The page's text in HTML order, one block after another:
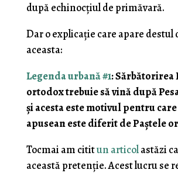
după echinocțiul de primăvară.
Dar o explicație care apare destul
aceasta:
Legenda urbană #1: Sărbătorirea
ortodox trebuie să vină după
și acesta este motivul pentru
apusean este diferit de Paștele
Tocmai am cititun articolastăzi
această pretenție. Acest lucru se